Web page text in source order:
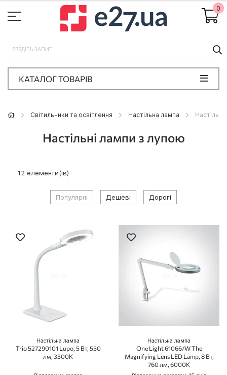
0
КАТАЛОГ ТОВАРІВ
Світильники та освітлення Настільна лампа
Настільні лампи з лупою
12 елементи(ів)
Популярні Дешеві Дорогі
Настільна лампа
Trio 527290101 Lupo, 5 Вт, 550
лм, 3500K
Настільна лампа
One Light 61066/W The
Magnifying Lens LED Lamp, 8 Вт,
760 лм, 6000K